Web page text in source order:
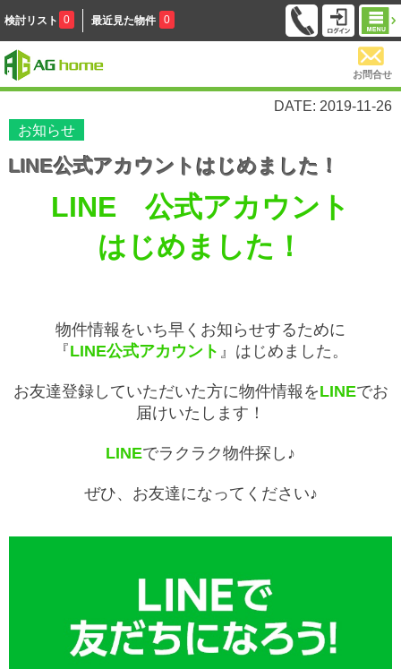
検討リスト 0 最近見た物件 0
お問合せ
DATE: 2019-11-26
お知らせ
LINE公式アカウントはじめました！
LINE 公式アカウント
はじめました！
物件情報をいち早くお知らせするために
『LINE公式アカウント 』はじめました。
お友達登録していただいた方に物件情報をLINEでお
届けいたします！
LINEでラクラク物件探し♪
ぜひ、お友達になってください♪